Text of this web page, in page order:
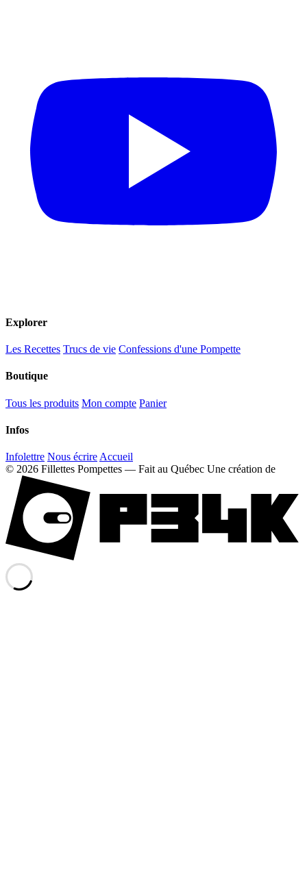
Explorer
Les Recettes Trucs de vie Confessions d'une Pompette
Boutique
Tous les produits Mon compte Panier
Infos
Infolettre Nous écrire Accueil
© 2026 Fillettes Pompettes — Fait au Québec Une création de